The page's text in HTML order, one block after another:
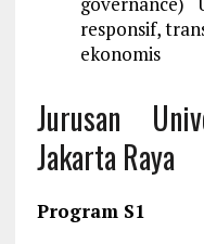
responsif,
ekonomis
Jurusan
Jakarta Raya
Program S1